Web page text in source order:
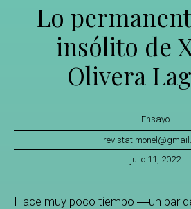
Lo
insólito de
Olivera
Ensayo
julio 11, 2022
Hace muy poco tiempo ―un par